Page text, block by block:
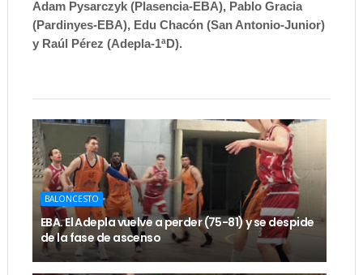
Adam Pysarczyk (Plasencia-EBA), Pablo Gracia
(Pardinyes-EBA), Edu Chacón (San Antonio-Junior)
y Raúl Pérez (Adepla-1ªD).
BALONCESTO
EBA. El Adepla vuelve a perder (75-81) y se despide
de la fase de ascenso